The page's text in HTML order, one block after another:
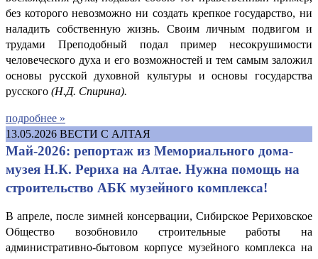
без которого невозможно ни создать крепкое государство, ни
наладить собственную жизнь. Своим личным подвигом и
трудами Преподобный подал пример несокрушимости
человеческого духа и его возможностей и тем самым заложил
основы русской духовной культуры и основы государства
русского (Н.Д. Спирина).
подробнее »
13.05.2026 ВЕСТИ С АЛТАЯ
Май-2026: репортаж из Мемориального дома-
музея Н.К. Рериха на Алтае. Нужна помощь на
строительство АБК музейного комплекса!
В апреле, после зимней консервации, Сибирское Рериховское
Общество возобновило строительные работы на
административно-бытовом корпусе музейного комплекса на